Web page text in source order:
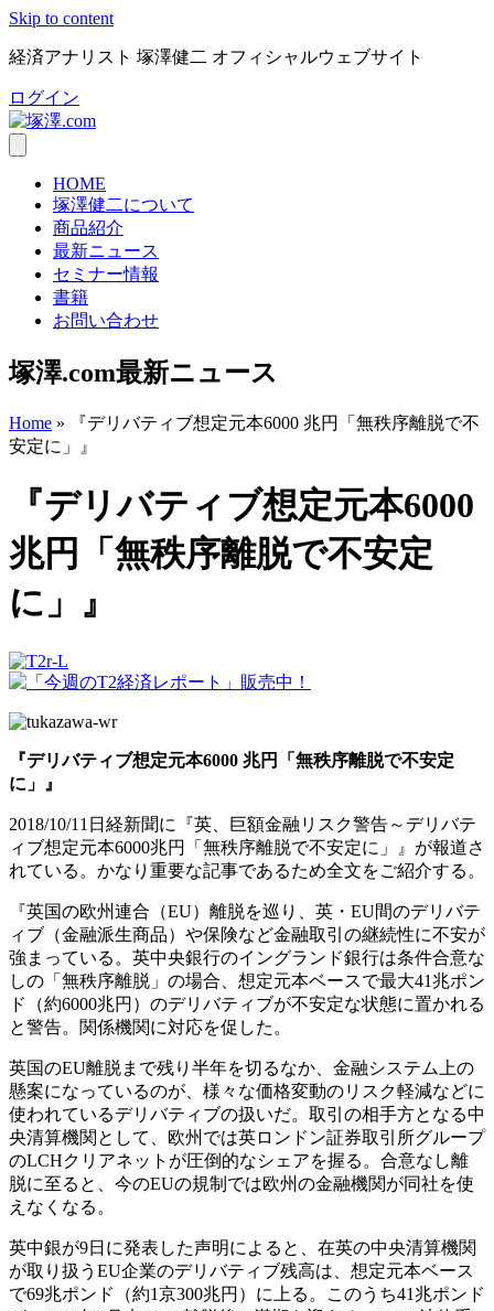
Skip to content
経済アナリスト 塚澤健二 オフィシャルウェブサイト
ログイン
HOME
塚澤健二について
商品紹介
最新ニュース
セミナー情報
書籍
お問い合わせ
塚澤.com最新ニュース
Home »
『デリバティブ想定元本6000 兆円「無秩序離脱で不
安定に」』
『デリバティブ想定元本6000
兆円「無秩序離脱で不安定
に」』
『デリバティブ想定元本6000 兆円「無秩序離脱で不安定
に」』
2018/10/11日経新聞に『英、巨額金融リスク警告～デリバテ
ィブ想定元本6000兆円「無秩序離脱で不安定に」』が報道さ
れている。かなり重要な記事であるため全文をご紹介する。
『英国の欧州連合（EU）離脱を巡り、英・EU間のデリバテ
ィブ（金融派生商品）や保険など金融取引の継続性に不安が
強まっている。英中央銀行のイングランド銀行は条件合意な
しの「無秩序離脱」の場合、想定元本ベースで最大41兆ポン
ド（約6000兆円）のデリバティブが不安定な状態に置かれる
と警告。関係機関に対応を促した。
英国のEU離脱まで残り半年を切るなか、金融システム上の
懸案になっているのが、様々な価格変動のリスク軽減などに
使われているデリバティブの扱いだ。取引の相手方となる中
央清算機関として、欧州では英ロンドン証券取引所グループ
のLCHクリアネットが圧倒的なシェアを握る。合意なし離
脱に至ると、今のEUの規制では欧州の金融機関が同社を使
えなくなる。
英中銀が9日に発表した声明によると、在英の中央清算機関
が取り扱うEU企業のデリバティブ残高は、想定元本ベース
で69兆ポンド（約1京300兆円）に上る。このうち41兆ポンド